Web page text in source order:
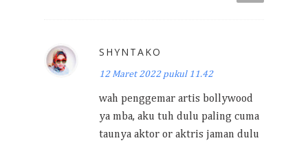
SHYNTAKO
12 Maret 2022 pukul 11.42
wah penggemar artis bollywood
ya mba, aku tuh dulu paling cuma
taunya aktor or aktris jaman dulu